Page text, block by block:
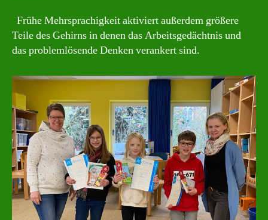
Frühe Mehrsprachigkeit aktiviert außerdem größere
Teile des Gehirns in denen das Arbeitsgedächtnis und
das problemlösende Denken verankert sind.